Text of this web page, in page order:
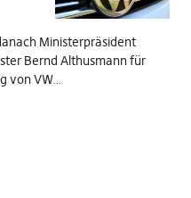
Ministerpräsident
Bernd Althusmann für
von VW…